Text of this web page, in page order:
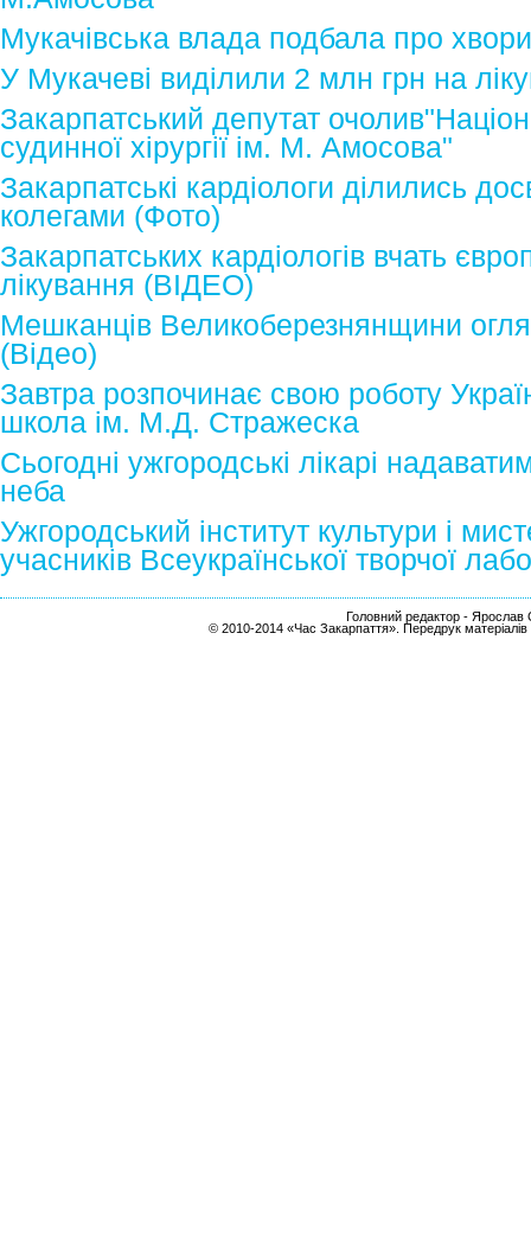
Мукачівська влада подбала про
У Мукачеві виділили 2 млн грн на
Закарпатський депутат
судинної хірургії ім. М. Амосова"
Закарпатські кардіологи ділились
колегами (Фото)
Закарпатських кардіологів вчать
лікування (ВІДЕО)
Мешканців Великоберезнянщини
(Відео)
Завтра розпочинає свою роботу
школа ім. М.Д. Стражеска
Сьогодні ужгородські лікарі
неба
Ужгородський інститут культури і
учасників Всеукраїнської творчої
Головний редактор - Ярослав
© 2010-2014 «Час Закарпаття». Передрук